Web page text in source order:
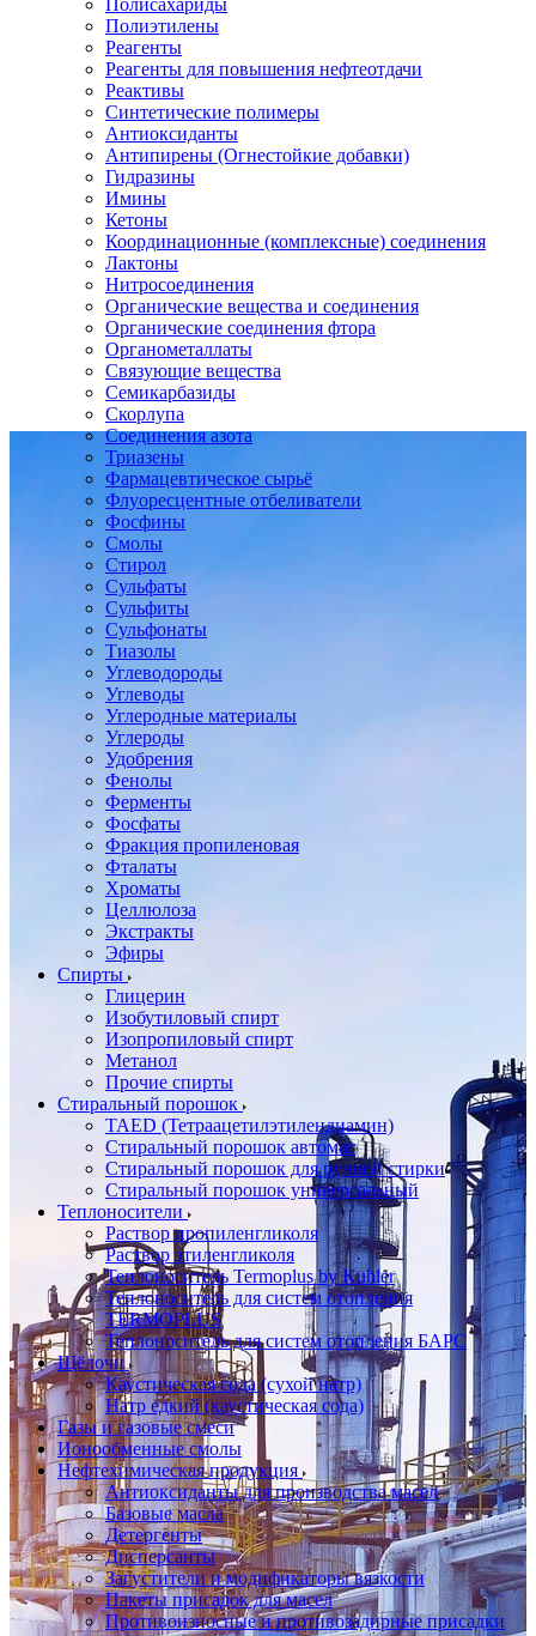
Полисахариды
Полиэтилены
Реагенты
Реагенты для повышения нефтеотдачи
Реактивы
Синтетические полимеры
Антиоксиданты
Антипирены (Огнестойкие добавки)
Гидразины
Имины
Кетоны
Координационные (комплексные) соединения
Лактоны
Нитросоединения
Органические вещества и соединения
Органические соединения фтора
Органометаллаты
Связующие вещества
Семикарбазиды
Скорлупа
Соединения азота
Триазены
Фармацевтическое сырьё
Флуоресцентные отбеливатели
Фосфины
Смолы
Стирол
Сульфаты
Сульфиты
Сульфонаты
Тиазолы
Углеводороды
Углеводы
Углеродные материалы
Углероды
Удобрения
Фенолы
Ферменты
Фосфаты
Фракция пропиленовая
Фталаты
Хроматы
Целлюлоза
Экстракты
Эфиры
Спирты
Глицерин
Изобутиловый спирт
Изопропиловый спирт
Метанол
Прочие спирты
Стиральный порошок
TAED (Тетраацетилэтилендиамин)
Стиральный порошок автомат
Стиральный порошок для ручной стирки
Стиральный порошок универсальный
Теплоносители
Раствор пропиленгликоля
Раствор этиленгликоля
Теплоноситель Termoplus by Kuhler
Теплоноситель для систем отопления
TERMOPLUS
Теплоноситель для систем отопления БАРС
Щёлочи
Каустическая сода (сухой натр)
Натр едкий (каустическая сода)
Газы и газовые смеси
Ионообменные смолы
Нефтехимическая продукция
Антиоксиданты для производства масел
Базовые масла
Детергенты
Дисперсанты
Загустители и модификаторы вязкости
Пакеты присадок для масел
Противоизносные и противозадирные присадки